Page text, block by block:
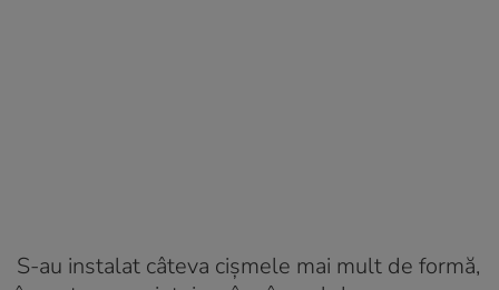
S-au instalat câteva cișmele mai mult de formă,